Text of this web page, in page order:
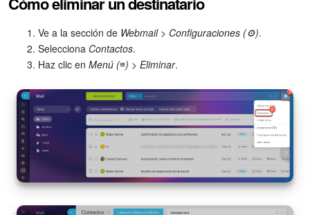
Ve a la sección de Webmail> Configuraciones (⚙️).
Selecciona Contactos.
Haz clic en Menú (≡) > Eliminar.